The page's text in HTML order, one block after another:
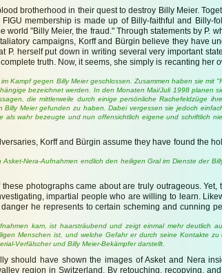
brotherhood in their quest to destroy Billy Meier.
membership is made up of Billy-faithful and Billy-
"Billy Meier, the fraud." Through statements by P.
campaigns, Korff and Bürgin believe they have
P. herself put down in writing several very important
truth. Now, it seems, she simply is recanting her
Kampf gegen Billy Meier geschlossen. Zusammen haben sie mit
bezeichnet werden. In den Monaten Mai/Juli 1998 planen
die mittlerweile durch einige persönliche Rachefeldzüge
Meier gefunden zu haben. Dabei vergessen sie jedoch
wahr bezeugte und nun offensichtlich eigene und schriftlich
Korff and Bürgin assume they have found the
Nera-Aufnahmen endlich den heiligen Gral im Dienste der
photographs came about are truly outrageous.
impartial people who are willing to learn.
he represents to certain scheming and cunning
kam, ist haarsträubend und zeigt einmal mehr deutlich
Menschen ist, und welche Gefahr er durch seine Kontakte
Verfälscher und Billy Meier-Bekämpfer darstellt.
should have shown the images of Asket and Nera
region in Switzerland. By retouching, recopying,